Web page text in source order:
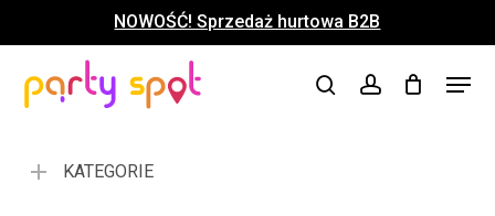
to
content
NOWOŚĆ! Sprzedaż hurtowa B2B
searchaccount
Menu
Koszyk Close
KATEGORIE
Menu